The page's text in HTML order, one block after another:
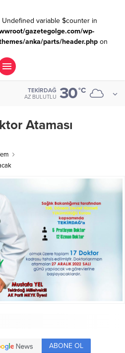
Undefined variable $counter in
gazetegolge.com/wp-
anka/parts/header.phpon
TEKIRDAĞ
AZ BULUTLU 30°C
Ataması
ABONE OL